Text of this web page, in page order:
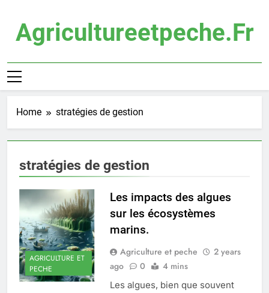
contentAgricultureetpeche.fr
Home stratégies de gestion
stratégies de gestion
AGRICULTURE ET
PECHE
Les impacts des algues
sur les écosystèmes
marins.
Agriculture et peche
2 years
ago
0 4 mins
Les algues, bien que souvent